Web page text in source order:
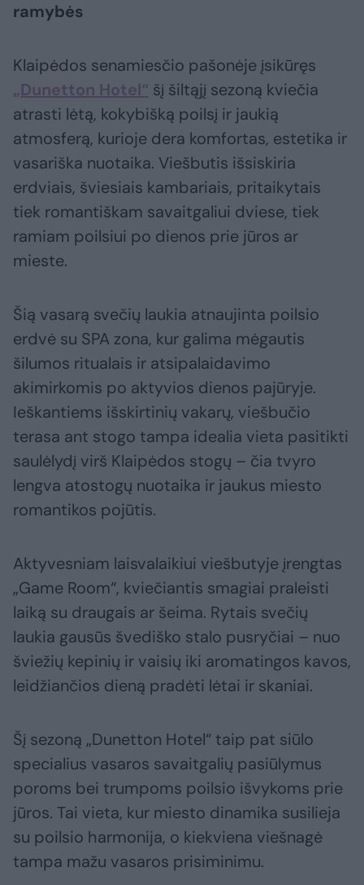
ramybės
Klaipėdos senamiesčio pašonėje įsikūręs
„Dunetton Hotel“ šį šiltąjį sezoną kviečia
atrasti lėtą, kokybišką poilsį ir jaukią
atmosferą, kurioje dera komfortas, estetika ir
vasariška nuotaika. Viešbutis išsiskiria
erdviais, šviesiais kambariais, pritaikytais
tiek romantiškam savaitgaliui dviese, tiek
ramiam poilsiui po dienos prie jūros ar
mieste.
Šią vasarą svečių laukia atnaujinta poilsio
erdvė su SPA zona, kur galima mėgautis
šilumos ritualais ir atsipalaidavimo
akimirkomis po aktyvios dienos pajūryje.
Ieškantiems išskirtinių vakarų, viešbučio
terasa ant stogo tampa idealia vieta pasitikti
saulėlydį virš Klaipėdos stogų – čia tvyro
lengva atostogų nuotaika ir jaukus miesto
romantikos pojūtis.
Aktyvesniam laisvalaikiui viešbutyje įrengtas
„Game Room“, kviečiantis smagiai praleisti
laiką su draugais ar šeima. Rytais svečių
laukia gausūs švediško stalo pusryčiai – nuo
šviežių kepinių ir vaisių iki aromatingos kavos,
leidžiančios dieną pradėti lėtai ir skaniai.
Šį sezoną „Dunetton Hotel“ taip pat siūlo
specialius vasaros savaitgalių pasiūlymus
poroms bei trumpoms poilsio išvykoms prie
jūros. Tai vieta, kur miesto dinamika susilieja
su poilsio harmonija, o kiekviena viešnagė
tampa mažu vasaros prisiminimu.